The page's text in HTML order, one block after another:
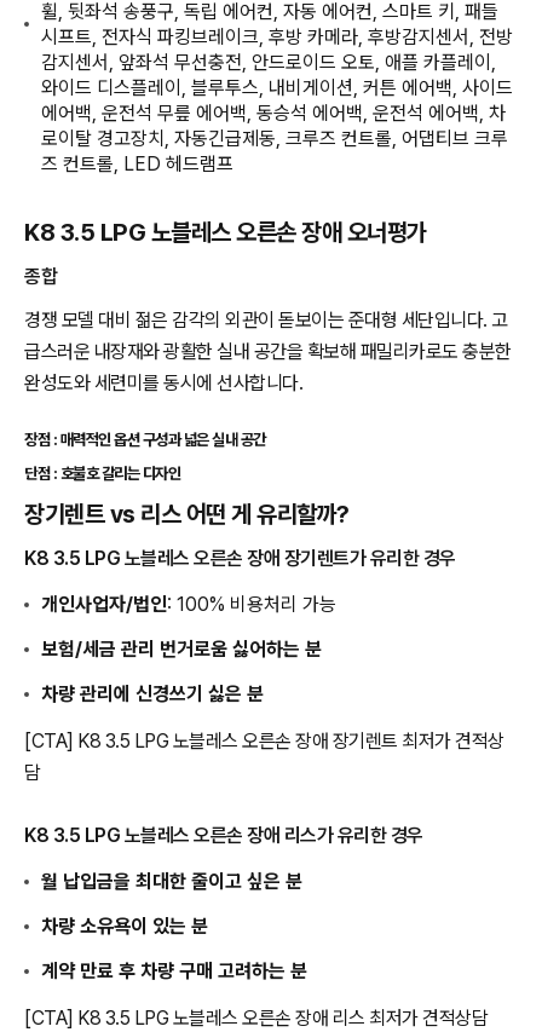
휠, 뒷좌석 송풍구, 독립 에어컨, 자동 에어컨, 스마트 키, 패들
시프트, 전자식 파킹브레이크, 후방 카메라, 후방감지센서, 전방
감지센서, 앞좌석 무선충전, 안드로이드 오토, 애플 카플레이,
와이드 디스플레이, 블루투스, 내비게이션, 커튼 에어백, 사이드
에어백, 운전석 무릎 에어백, 동승석 에어백, 운전석 에어백, 차
로이탈 경고장치, 자동긴급제동, 크루즈 컨트롤, 어댑티브 크루
즈 컨트롤, LED 헤드램프
K8 3.5 LPG 노블레스 오른손 장애 오너평가
종합
경쟁 모델 대비 젊은 감각의 외관이 돋보이는 준대형 세단입니다. 고
급스러운 내장재와 광활한 실내 공간을 확보해 패밀리카로도 충분한
완성도와 세련미를 동시에 선사합니다.
장점 : 매력적인 옵션 구성과 넓은 실내 공간
단점 : 호불호 갈리는 디자인
장기렌트 vs 리스 어떤 게 유리할까?
K8 3.5 LPG 노블레스 오른손 장애 장기렌트가 유리한 경우
개인사업자/법인: 100% 비용처리 가능
보험/세금 관리 번거로움 싫어하는 분
차량 관리에 신경쓰기 싫은 분
[CTA] K8 3.5 LPG 노블레스 오른손 장애 장기렌트 최저가 견적상
담
K8 3.5 LPG 노블레스 오른손 장애 리스가 유리한 경우
월 납입금을 최대한 줄이고 싶은 분
차량 소유욕이 있는 분
계약 만료 후 차량 구매 고려하는 분
[CTA] K8 3.5 LPG 노블레스 오른손 장애 리스 최저가 견적상담